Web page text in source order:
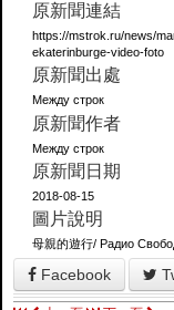
原新聞連結
https://mstrok.ru/news/
ekaterinburge-video-foto
原新聞出處
Между строк
原新聞作者
Между строк
原新聞日期
2018-08-15
圖片說明
母親的遊行/ Радио
Facebook